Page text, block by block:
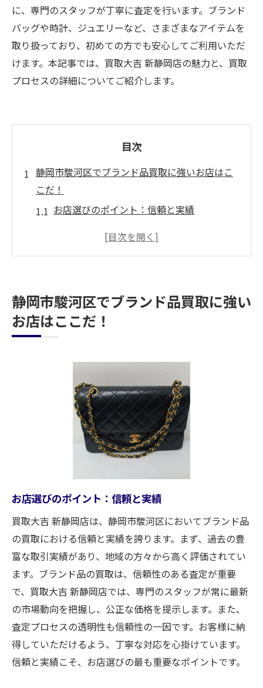
に、専門のスタッフが丁寧に査定を行います。ブランド
バッグや時計、ジュエリーなど、さまざまなアイテムを
取り扱っており、初めての方でも安心してご利用いただ
けます。本記事では、買取大吉 新静岡店の魅力と、買取
プロセスの詳細についてご紹介します。
目次
静岡市駿河区でブランド品買取に強いお店はこ
こだ！
お店選びのポイント：信頼と実績
なぜ静岡市駿河区で買取大吉なのか
お客様の声：成功事例と満足度
ブランド品買取の専門店、買取大吉 新静岡店の
専門スタッフによる丁寧な査定
豊富な買取実績と高評価
安心して利用できるサービス内容
リアルタイムな相場情報の反映
非公開での査定とプライバシー保護
きる理由
買取大吉 新静岡店の市場分析力
需要と供給のバランスを考慮した査定
希少価値のあるブランド品の評価基準
コンディションの良さが高価買取に直結
買取強化中のブランドとアイテム
季節やトレンドが価格に与える影響
買取大吉 新静岡店でブランド品を売る前に知っ
ておきたいこと
静岡市駿河区でブランド品買取に強い
お店はここだ！
お店選びのポイント：信頼と実績
買取大吉 新静岡店は、静岡市駿河区においてブランド品
の買取における信頼と実績を誇ります。まず、過去の豊
富な取引実績があり、地域の方々から高く評価されてい
ます。ブランド品の買取は、信頼性のある査定が重要
で、買取大吉 新静岡店では、専門のスタッフが常に最新
の市場動向を把握し、公正な価格を提示します。また、
査定プロセスの透明性も信頼性の一因です。お客様に納
得していただけるよう、丁寧な対応を心掛けています。
信頼と実績こそ、お店選びの最も重要なポイントです。